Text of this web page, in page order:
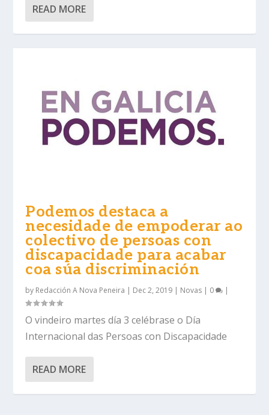
READ MORE
Podemos destaca a
necesidade de empoderar ao
colectivo de persoas con
discapacidade para acabar
coa súa discriminación
by Redacción A Nova Peneira | Dec 2, 2019 | Novas | 0 |
O vindeiro martes día 3 celébrase o Día
Internacional das Persoas con Discapacidade
READ MORE